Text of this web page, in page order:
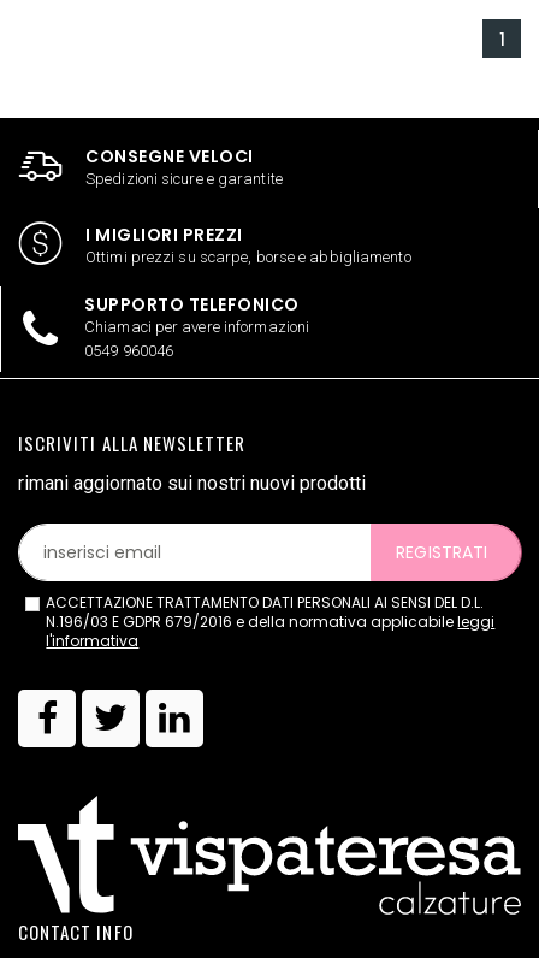
1
CONSEGNE VELOCI
Spedizioni sicure e garantite
I MIGLIORI PREZZI
Ottimi prezzi su scarpe, borse e abbigliamento
SUPPORTO TELEFONICO
Chiamaci per avere informazioni
0549 960046
ISCRIVITI ALLA NEWSLETTER
rimani aggiornato sui nostri nuovi prodotti
REGISTRATI
ACCETTAZIONE TRATTAMENTO DATI PERSONALI AI SENSI DEL D.L.
N.196/03 E GDPR 679/2016 e della normativa applicabileleggi
l'informativa
CONTACT INFO